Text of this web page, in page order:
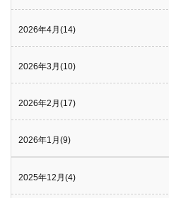
2026年4月(14)
2026年3月(10)
2026年2月(17)
2026年1月(9)
2025年12月(4)